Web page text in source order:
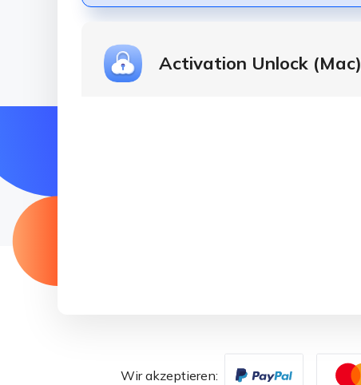
Activation Unlock (Mac)
Wir akzeptieren: